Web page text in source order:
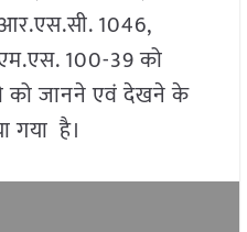
1046,
100-39 को
को जानने एवं देखने के
गया है।